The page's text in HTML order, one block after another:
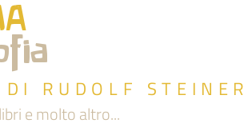
RUDOLF STEINER
e molto altro...